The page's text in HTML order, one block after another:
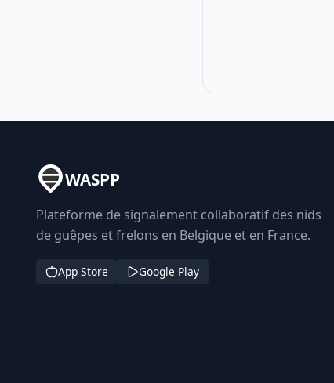
WASPP
Plateforme de signalement collaboratif des nids
de guêpes et frelons en Belgique et en France.
App Store Google Play